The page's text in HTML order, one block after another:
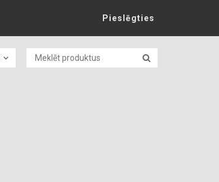
Pieslēgties